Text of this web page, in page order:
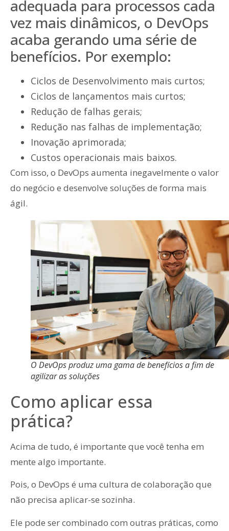
adequada para processos cada
vez mais dinâmicos, o DevOps
acaba gerando uma série de
benefícios. Por exemplo:
Ciclos de Desenvolvimento mais curtos;
Ciclos de lançamentos mais curtos;
Redução de falhas gerais;
Redução nas falhas de implementação;
Inovação aprimorada;
Custos operacionais mais baixos.
Com isso, o DevOps aumenta inegavelmente o valor
do negócio e desenvolve soluções de forma mais
ágil.
O DevOps produz uma gama de benefícios a fim de
agilizar as soluções
Como aplicar essa
prática?
Acima de tudo, é importante que você tenha em
mente algo importante.
Pois, o DevOps é uma cultura de colaboração que
não precisa aplicar-se sozinha.
Ele pode ser combinado com outras práticas, como